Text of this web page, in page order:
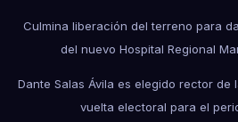
Culmina liberación del terreno para
del nuevo Hospital Regional
Dante Salas Ávila es elegido rector de
vuelta electoral para el